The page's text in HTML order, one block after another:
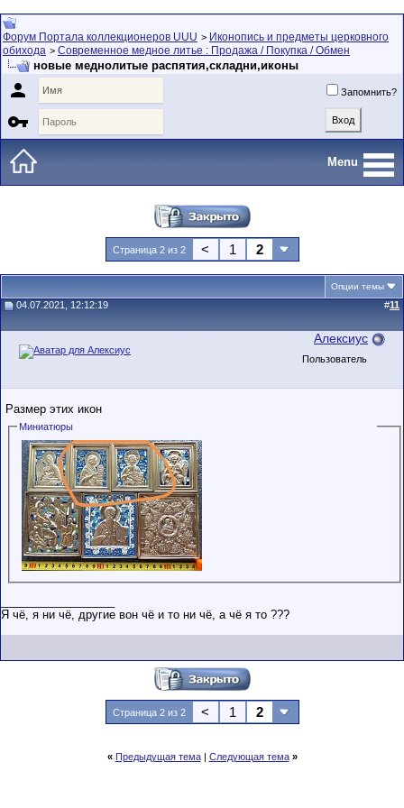
Форум Портала коллекционеров UUU > Иконопись и предметы церковного
обихода > Современное медное литье : Продажа / Покупка / Обмен
новые меднолитые распятия,складни,иконы
 Запомнить?

Menu
Страница 2 из 2 < 1 2
Опции темы
04.07.2021, 12:12:19 #11
Алексиус
Пользователь
Размер этих икон
Миниатюры
Я чё, я ни чё, другие вон чё и то ни чё, а чё я то ???
Страница 2 из 2 < 1 2
« Предыдущая тема| Следующая тема »